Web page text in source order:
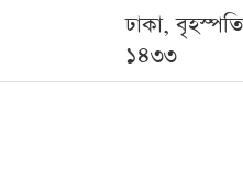
ঢাকা,
১৪৩৩